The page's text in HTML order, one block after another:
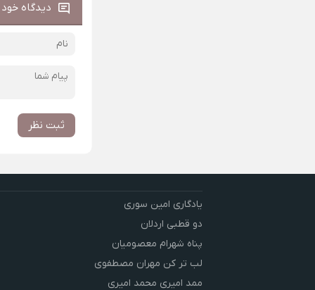
دیدگاه خود
ثبت نظر
یادگاری امین سوری
دو قطبی اردلان
پناه شهرام معصومیان
لب تر کن مهران مصطفوی
ممد امیری محمد امیری